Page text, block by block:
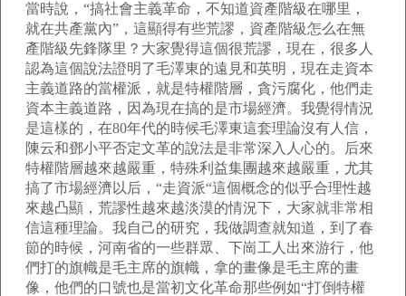
當時說，“搞社會主義革命，不知道資產階級在哪里，
就在共產黨內”，這顯得有些荒謬，資產階級怎么在無
產階級先鋒隊里？大家覺得這個很荒謬，現在，很多人
認為這個說法證明了毛澤東的遠見和英明，現在走資本
主義道路的當權派，就是特權階層，貪污腐化，他們走
資本主義道路，因為現在搞的是市場經濟。我覺得情況
是這樣的，在80年代的時候毛澤東這套理論沒有人信，
陳云和鄧小平否定文革的說法是非常深入人心的。后來
特權階層越來越嚴重，特殊利益集團越來越嚴重，尤其
搞了市場經濟以后，“走資派“這個概念的似乎合理性越
來越凸顯，荒謬性越來越淡漠的情況下，大家就非常相
信這種理論。我自己的研究，我做調查就知道，到了春
節的時候，河南省的一些群眾、下崗工人出來游行，他
們打的旗幟是毛主席的旗幟，拿的畫像是毛主席的畫
像，他們的口號也是當初文化革命那些例如“打倒特權